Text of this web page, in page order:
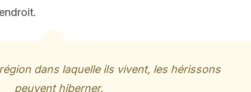
dans laquelle ils vivent, les hérissons
peuvent hiberner.